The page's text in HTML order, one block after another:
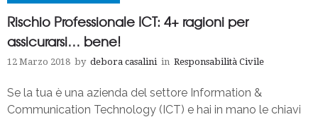
Rischio Professionale ICT: 4+ ragioni per
assicurarsi… bene!
12 Marzo 2018 by debora casalini in Responsabilità Civile
Se la tua è una azienda del settore Information &
Communication Technology (ICT) e hai in mano le chiavi